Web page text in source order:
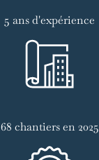
5 ans d'expérience
68 chantiers en 2025